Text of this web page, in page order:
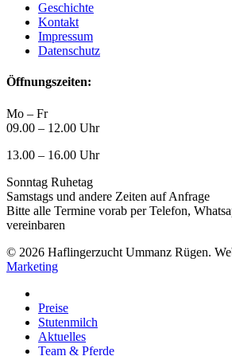
Geschichte
Kontakt
Impressum
Datenschutz
Öffnungszeiten:
Mo – Fr
09.00 – 12.00 Uhr
13.00 – 16.00 Uhr
Sonntag Ruhetag
Samstags und andere Zeiten auf Anfrage
Bitte alle Termine vorab per Telefon,
vereinbaren
© 2026 Haflingerzucht Ummanz Rügen.
Marketing
Close
Menu
Preise
Stutenmilch
Aktuelles
Team & Pferde